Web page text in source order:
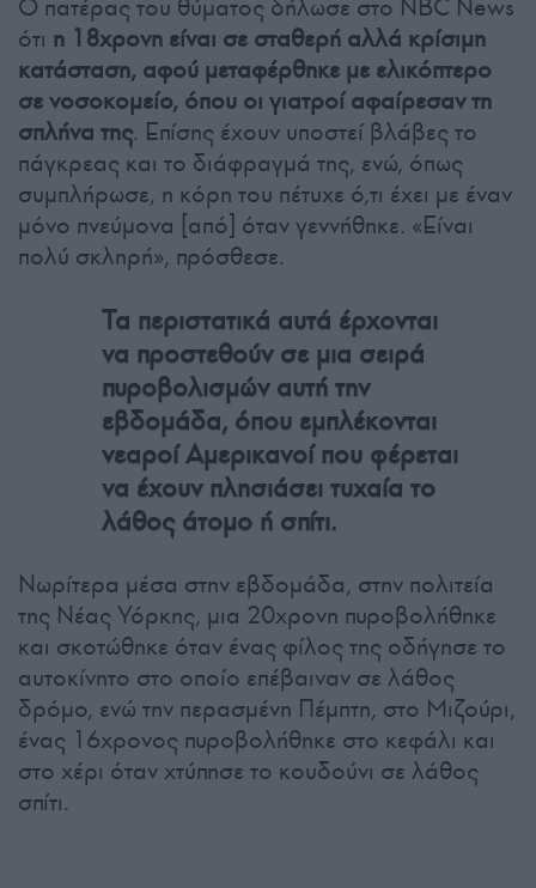
Ο πατέρας του θύματος δήλωσε στο NBC News
ότι η 18χρονη είναι σε σταθερή αλλά κρίσιμη
κατάσταση, αφού μεταφέρθηκε με ελικόπτερο
σε νοσοκομείο, όπου οι γιατροί αφαίρεσαν τη
σπλήνα της. Επίσης έχουν υποστεί βλάβες το
πάγκρεας και το διάφραγμά της, ενώ, όπως
συμπλήρωσε, η κόρη του πέτυχε ό,τι έχει με έναν
μόνο πνεύμονα [από] όταν γεννήθηκε. «Είναι
πολύ σκληρή», πρόσθεσε.
Τα περιστατικά αυτά έρχονται
να προστεθούν σε μια σειρά
πυροβολισμών αυτή την
εβδομάδα, όπου εμπλέκονται
νεαροί Αμερικανοί που φέρεται
να έχουν πλησιάσει τυχαία το
λάθος άτομο ή σπίτι.
Νωρίτερα μέσα στην εβδομάδα, στην πολιτεία
της Νέας Υόρκης, μια 20χρονη πυροβολήθηκε
και σκοτώθηκε όταν ένας φίλος της οδήγησε το
αυτοκίνητο στο οποίο επέβαιναν σε λάθος
δρόμο, ενώ την περασμένη Πέμπτη, στο Μιζούρι,
ένας 16χρονος πυροβολήθηκε στο κεφάλι και
στο χέρι όταν χτύπησε το κουδούνι σε λάθος
σπίτι.